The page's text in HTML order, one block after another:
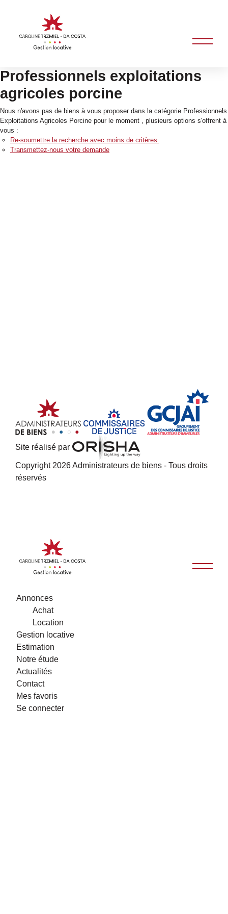
Professionnels exploitations
agricoles porcine
Nous n'avons pas de biens à vous proposer dans la catégorie Professionnels
Exploitations Agricoles Porcine pour le moment , plusieurs options s'offrent à
vous :
Re-soumettre la recherche avec moins de critères.
Transmettez-nous votre demande
Site réalisé par
Copyright 2026 Administrateurs de biens - Tous droits
réservés
Annonces
Achat
Location
Gestion locative
Estimation
Notre étude
Actualités
Contact
Mes favoris
Se connecter